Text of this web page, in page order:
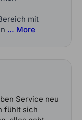
mit
… More
Service neu
fühlt sich